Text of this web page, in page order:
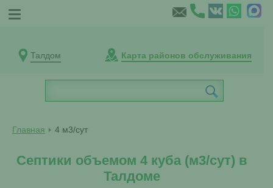
Талдом Карта районов обслуживания
Главная 4 м3/сут
Септики объемом 4 куба (м3/сут) в
Талдоме